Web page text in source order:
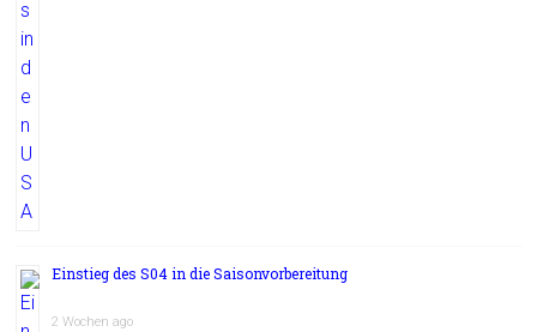
Einstieg des S04 in die Saisonvorbereitung
2 Wochen ago